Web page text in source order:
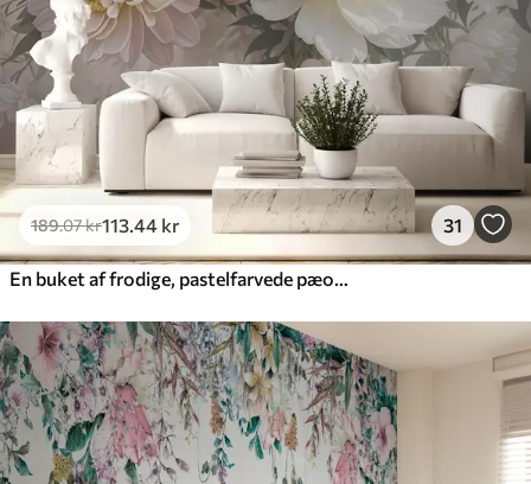
Premium vinyl
516.67310.00 kr/m²
Peel and Stick
666 .00
189.07kr113 .44 kr 31